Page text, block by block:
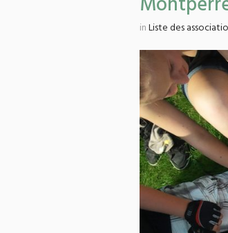
inListe des